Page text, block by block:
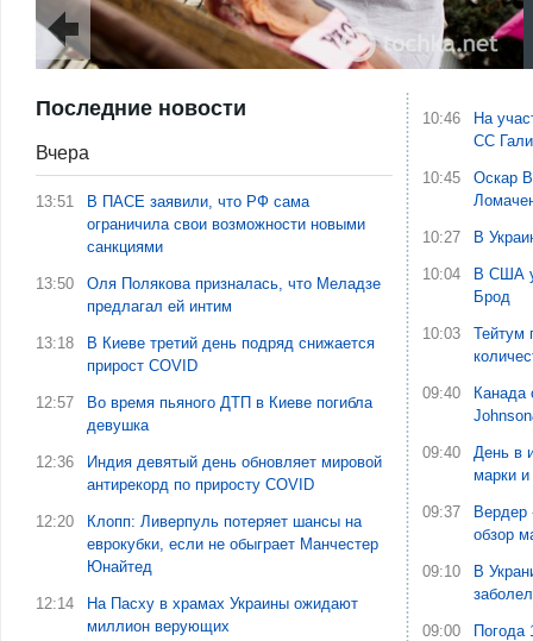
Последние новости
Вчера
13:51
В ПАСЕ заявили, что РФ сама
ограничила свои возможности новыми
санкциями
13:50
Оля Полякова призналась, что Меладзе
предлагал ей интим
13:18
В Киеве третий день подряд снижается
прирост COVID
12:57
Во время пьяного ДТП в Киеве погибла
девушка
12:36
Индия девятый день обновляет мировой
антирекорд по приросту COVID
12:20
Клопп: Ливерпуль потеряет шансы на
еврокубки, если не обыграет Манчестер
Юнайтед
12:14
На Пасху в храмах Украины ожидают
миллион верующих
10:46
На
СС
10:45
Оскар
10:27 В
10:04
В США
Брод
10:03
Тейтум
09:40
Канада
09:40
День в
марки и
09:37
Вердер
обзор
09:10
В
09:00
Погода